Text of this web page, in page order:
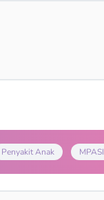
Penyakit Anak MPASI